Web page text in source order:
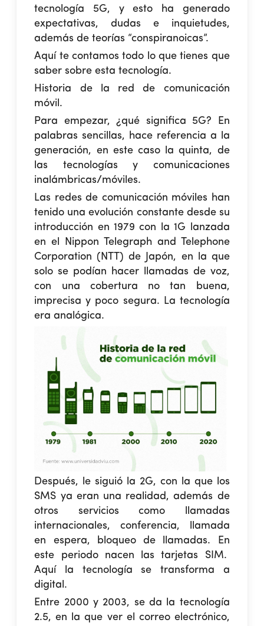
tecnología 5G, y esto ha generado
expectativas, dudas e inquietudes,
además de teorías “conspiranoicas”.
Aquí te contamos todo lo que tienes que
saber sobre esta tecnología.
Historia de la red de comunicación
móvil.
Para empezar, ¿qué significa 5G?
En
palabras sencillas, hace referencia a la
generación, en este caso la quinta, de
las tecnologías y comunicaciones
inalámbricas/móviles.
Las redes de comunicación móviles han
tenido una evolución constante desde su
introducción en 1979 con la 1G lanzada
en el Nippon Telegraph and Telephone
Corporation (NTT) de Japón, en la que
solo se podían hacer llamadas de voz,
con una cobertura no tan buena,
imprecisa y poco segura. La tecnología
era analógica.
Después, le siguió la 2G, con la que los
SMS ya eran una realidad, además de
otros servicios como llamadas
internacionales, conferencia, llamada
en espera, bloqueo de llamadas. En
este periodo nacen las tarjetas SIM.
Aquí la tecnología se transforma a
digital.
Entre 2000 y 2003, se da la tecnología
2.5, en la que ver el correo electrónico,